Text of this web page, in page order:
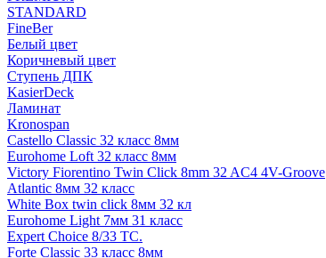
STANDARD
FineBer
Белый цвет
Коричневый цвет
Ступень ДПК
KasierDeck
Ламинат
Kronospan
Castello Classic 32 класс 8мм
Eurohome Loft 32 класс 8мм
Victory Fiorentino Twin Click 8mm 32 AC4 4V-Groove
Atlantic 8мм 32 класс
White Box twin click 8мм 32 кл
Eurohome Light 7мм 31 класс
Expert Choice 8/33 TC.
Forte Classic 33 класс 8мм